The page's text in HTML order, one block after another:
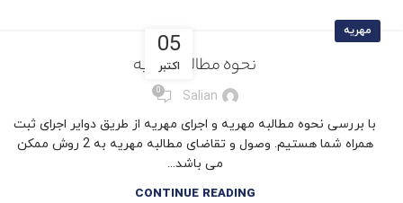
05
اکتبر
مهریه
نحوه مطالبه مهریه
Salian
0
با بررسی نحوه مطالبه مهریه و اجرای مهریه از طریق دوایر اجرای ثبت
همراه شما هستیم. وصول و تقاضای مطالبه مهریه به 2 روش ممکن
می باشد...
CONTINUE READING